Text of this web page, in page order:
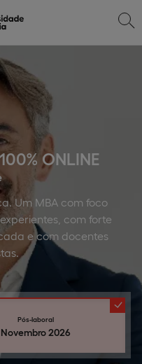
ONLINE
Um MBA com foco
com forte
e com docentes
Pós-laboral
Novembro 2026